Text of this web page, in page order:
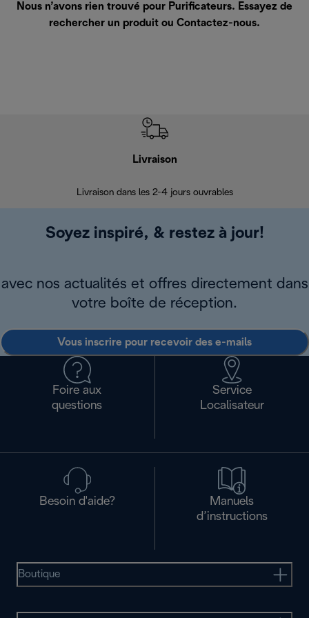
Nous n’avons rien trouvé pour Purificateurs. Essayez de
rechercher un produit ou Contactez-nous.
Livraison
Livraison dans les 2-4 jours ouvrables
Soyez inspiré, & restez à jour!
avec nos actualités et offres directement dans
votre boîte de réception.
Vous inscrire pour recevoir des e-mails
Foire aux
questions
Service
Localisateur
Besoin d'aide?
Manuels
d’instructions
Boutique